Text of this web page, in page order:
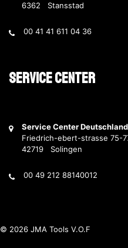
6362 Stansstad
00 41 41 611 04 36
Service Center
Service Center Deutschland
Friedrich-ebert-strasse 75-
42719 Solingen
00 49 212 88140012
© 2026 JMA Tools V.O.F